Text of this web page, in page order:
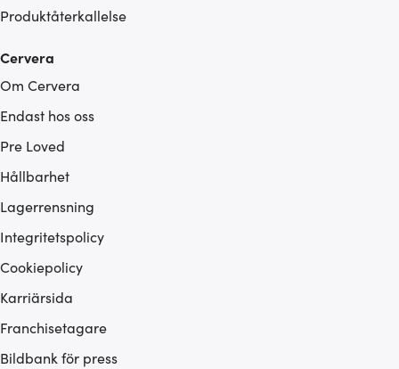
Produktåterkallelse
Cervera
Om Cervera
Endast hos oss
Pre Loved
Hållbarhet
Lagerrensning
Integritetspolicy
Cookiepolicy
Karriärsida
Franchisetagare
Bildbank för press